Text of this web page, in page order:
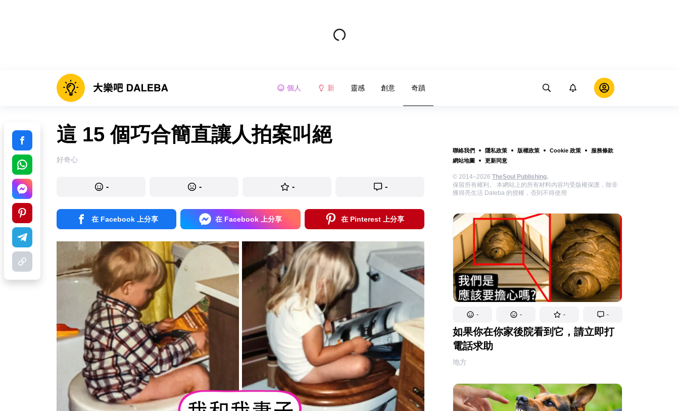
個人 新 靈感 創意 奇蹟
聯絡我們 隱私政策 版權政策 Cookie 政策
服務條款
網站地圖
更新同意
© 2014–2026 TheSoul Publishing.
保留所有權利。 本網站上的所有材料內容均受版權保護，除非
獲得亮生活 Daleba 的授權，否則不得使用
- - - -
如果你在你家後院看到它，請立即打
電話求助
地方
這 15 個巧合簡直讓人拍案叫絕
好奇心
- - - -
在 Facebook 上分享 在 Facebook 上分享 在 Pinterest 上分享